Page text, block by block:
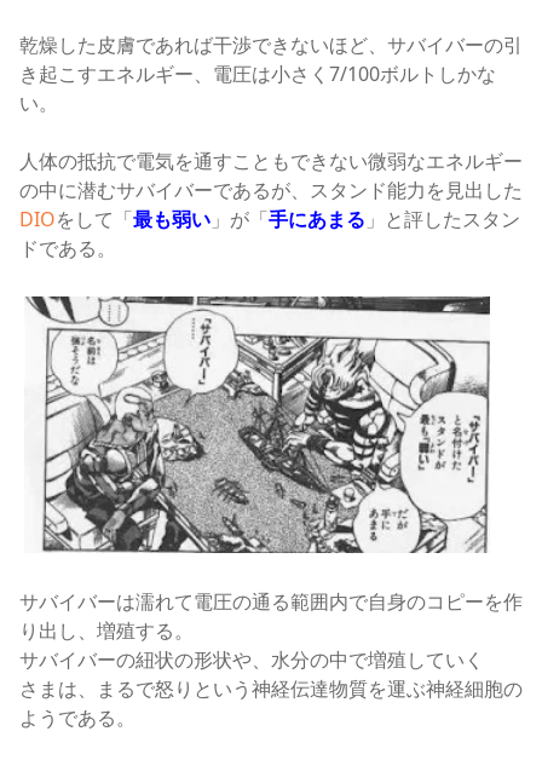
乾燥した皮膚であれば干渉できないほど、サバイバーの引
き起こすエネルギー、電圧は小さく7/100ボルトしかな
い。
人体の抵抗で電気を通すこともできない微弱なエネルギー
の中に潜むサバイバーであるが、 スタンド能力を見出した
DIOをして「最も弱い 」が「手にあまる 」と評したスタン
ドである。
サバイバーは濡れて電圧の通る範囲内で自身のコピーを作
り出し、増殖する。
サバイバーの紐状の形状や、水分の中で増殖していく
さまは、まるで怒りという神経伝達物質を運ぶ神経細胞の
ようである。